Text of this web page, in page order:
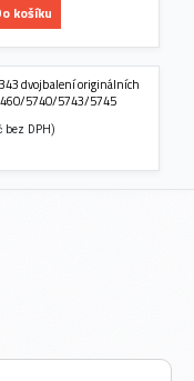
košíku
dvojbalení originálních
460/5740/5743/5745
bez DPH)